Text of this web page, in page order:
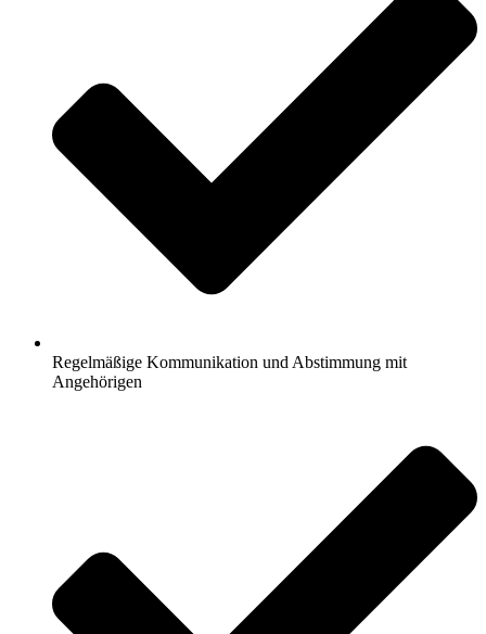
Regelmäßige Kommunikation und Abstimmung mit
Angehörigen